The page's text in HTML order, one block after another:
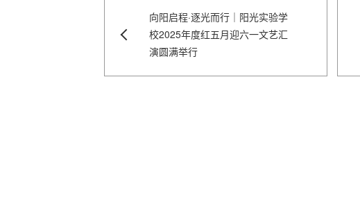
向阳启程·逐光而行｜阳光实验学
校2025年度红五月迎六一文艺汇
演圆满举行